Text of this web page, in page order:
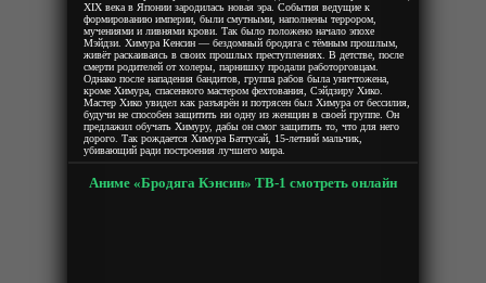
XIX века в Японии зародилась новая эра. События ведущие к
формированию империи, были смутными, наполнены террором,
мучениями и ливнями крови. Так было положено начало эпохе
Мэйдзи. Химура Кенсин — бездомный бродяга с тёмным прошлым,
живёт раскаиваясь в своих прошлых преступлениях. В детстве, после
смерти родителей от холеры, парнишку продали работорговцам.
Однако после нападения бандитов, группа рабов была уничтожена,
кроме Химура, спасенного мастером фехтования, Сэйдзиру Хико.
Мастер Хико увидел как разъярён и потрясен был Химура от бессилия,
будучи не способен защитить ни одну из женщин в своей группе. Он
предлажил обучать Химуру, дабы он смог защитить то, что для него
дорого. Так рождается Химура Баттусай, 15-летний мальчик,
убивающий ради построения лучшего мира.
Аниме «Бродяга Кэнсин» ТВ-1 смотреть онлайн